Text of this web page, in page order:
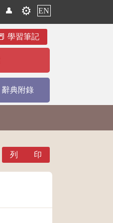
👤 ⚙️ EN
學習筆記
辭典附錄
列 印